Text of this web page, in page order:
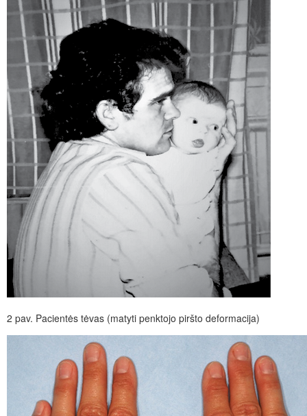
2 pav. Pacientės tėvas (matyti penktojo piršto deformacija)